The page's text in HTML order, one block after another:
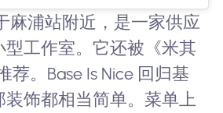
麻浦站附近，是一家供应
工作室。它还被《米其
荐。Base Is Nice 回归基
饰都相当简单。菜单上